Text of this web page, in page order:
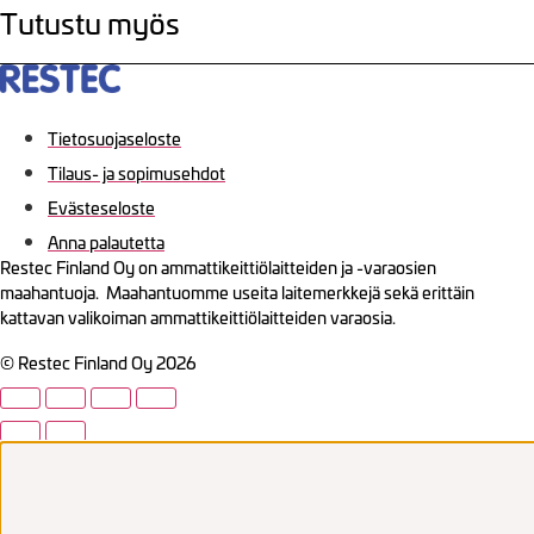
Tutustu myös
Tietosuojaseloste
Tilaus- ja sopimusehdot
Evästeseloste
Anna palautetta
Restec Finland Oy on ammattikeittiölaitteiden ja -varaosien
maahantuoja. Maahantuomme useita laitemerkkejä sekä erittäin
kattavan valikoiman ammattikeittiölaitteiden varaosia.
© Restec Finland Oy 2026